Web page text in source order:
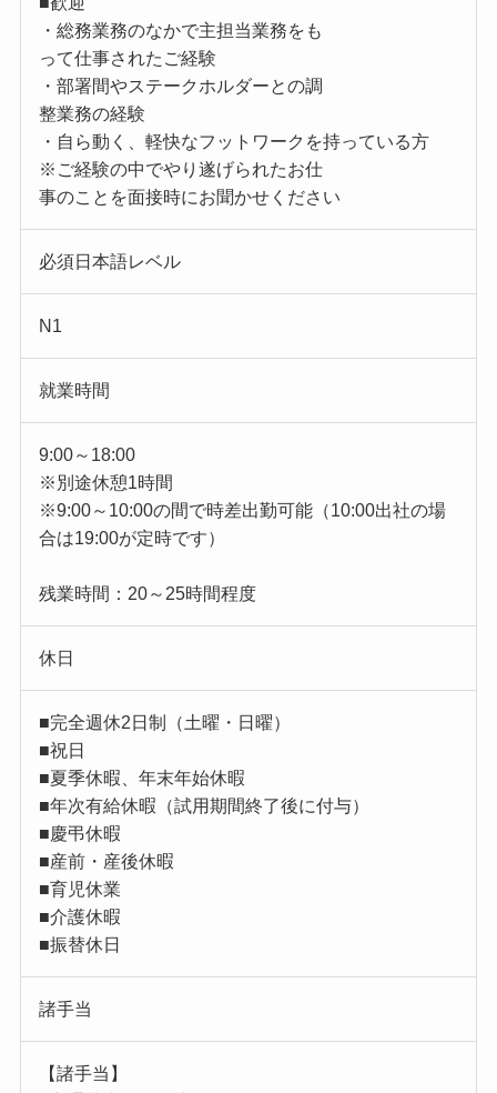
・総務業務のなかで主担当業務をも
って仕事されたご経験
・部署間やステークホルダーとの調
整業務の経験
・自ら動く、軽快なフットワークを持っている方
※ご経験の中でやり遂げられたお仕
事のことを面接時にお聞かせください
必須日本語レベル
N1
就業時間
9:00～18:00
※別途休憩1時間
※9:00～10:00の間で時差出勤可能（10:00出社の場
合は19:00が定時です）
残業時間：20～25時間程度
休日
■完全週休2日制（土曜・日曜）
■祝日
■夏季休暇、年末年始休暇
■年次有給休暇（試用期間終了後に付与）
■慶弔休暇
■産前・産後休暇
■育児休業
■介護休暇
■振替休日
諸手当
【諸手当】